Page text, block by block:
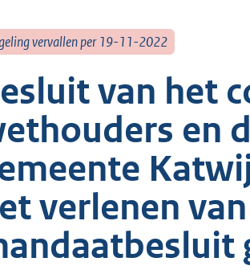
vervallen per 19-11-2022
van het
en
verlenen